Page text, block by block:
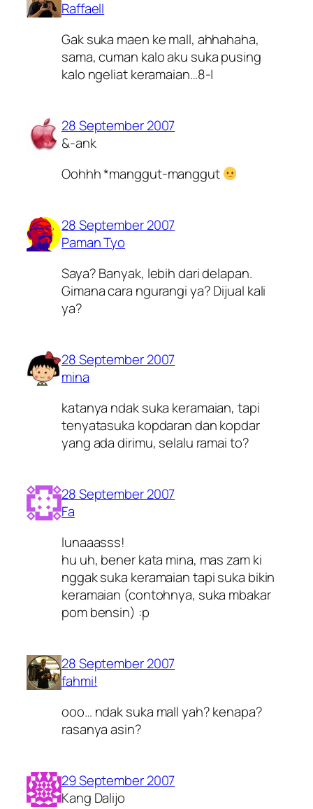
Raffaell
Gak suka maen ke mall, ahhahaha,
sama, cuman kalo aku suka pusing
kalo ngeliat keramaian…8-|
28 September 2007
&-ank
Oohhh *manggut-manggut
28 September 2007
Paman Tyo
Saya? Banyak, lebih dari delapan.
Gimana cara ngurangi ya? Dijual kali
ya?
28 September 2007
mina
katanya ndak suka keramaian, tapi
tenyatasuka kopdaran dan kopdar
yang ada dirimu, selalu ramai to?
28 September 2007
Fa
lunaaasss!
hu uh, bener kata mina, mas zam ki
nggak suka keramaian tapi suka bikin
keramaian (contohnya, suka mbakar
pom bensin) :p
28 September 2007
fahmi!
ooo… ndak suka mall yah? kenapa?
rasanya asin?
29 September 2007
Kang Dalijo